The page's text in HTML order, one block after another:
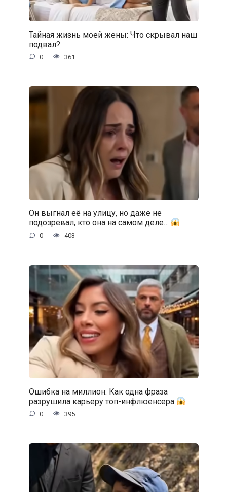
Тайная жизнь моей жены: Что скрывал наш
подвал?
0 361
Он выгнал её на улицу, но даже не
подозревал, кто она на самом деле…
0 403
Ошибка на миллион: Как одна фраза
разрушила карьеру топ-инфлюенсера
0 395